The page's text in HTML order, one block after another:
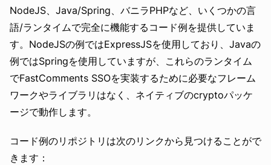
NodeJS、Java/Spring、バニラPHPなど、いくつかの言
語/ランタイムで完全に機能するコード例を提供していま
す。NodeJSの例ではExpressJSを使用しており、Javaの
例ではSpringを使用していますが、これらのランタイム
でFastComments SSOを実装するために必要なフレーム
ワークやライブラリはなく、ネイティブのcryptoパッケ
ージで動作します。
コード例のリポジトリは次のリンクから見つけることがで
きます：